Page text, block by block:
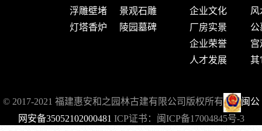
浮雕壁堵
灯塔香炉
景观石雕
陵园墓碑
企业文化
厂房实景
企业荣誉
人才发展
风
公
宫
其
© 2017-2021 福建惠安和之园林古建有限公司版权所有
闽公
网安备35052102000481 ICP证书： 闽ICP备17004845号-3